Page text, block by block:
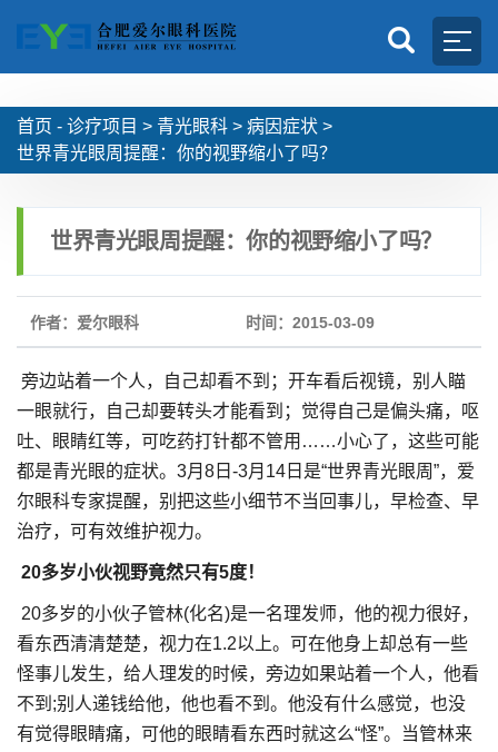
首页 - 诊疗项目 > 青光眼科 > 病因症状 >
世界青光眼周提醒：你的视野缩小了吗？
世界青光眼周提醒：你的视野缩小了吗？
作者：爱尔眼科 时间：2015-03-09
旁边站着一个人，自己却看不到；开车看后视镜，别人瞄
一眼就行，自己却要转头才能看到；觉得自己是偏头痛，呕
吐、眼睛红等，可吃药打针都不管用……小心了，这些可能
都是青光眼的症状。3月8日-3月14日是“世界青光眼周”，爱
尔眼科专家提醒，别把这些小细节不当回事儿，早检查、早
治疗，可有效维护视力。
20多岁小伙视野竟然只有5度！
20多岁的小伙子管林(化名)是一名理发师，他的视力很好，
看东西清清楚楚，视力在1.2以上。可在他身上却总有一些
怪事儿发生，给人理发的时候，旁边如果站着一个人，他看
不到;别人递钱给他，他也看不到。他没有什么感觉，也没
有觉得眼睛痛，可他的眼睛看东西时就这么“怪”。当管林来